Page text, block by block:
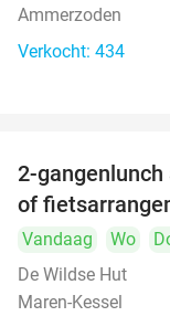
Ammerzoden
Verkocht: 434
2-
of
Vandaag Wo
De Wildse Hut
Maren-Kessel